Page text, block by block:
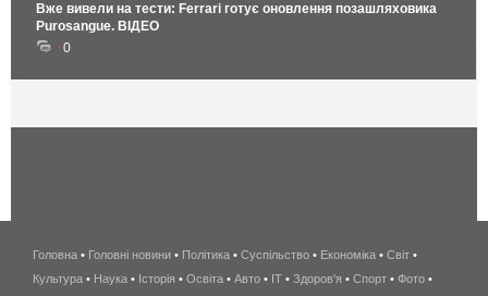
Вже вивели на тести: Ferrari готує оновлення позашляховика
Purosangue. ВІДЕО
0
беспроводной
интернет
Головна • Головні новини • Політика • Суспільство • Економіка • Світ •
Культура • Наука • Історія • Освіта • Авто • IT • Здоров'я • Спорт • Фото •